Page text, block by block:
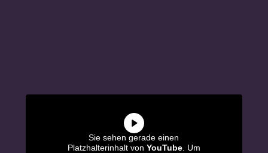
Sie sehen gerade einen
Platzhalterinhalt von YouTube. Um